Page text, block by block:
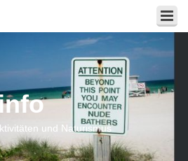
und Naturismus